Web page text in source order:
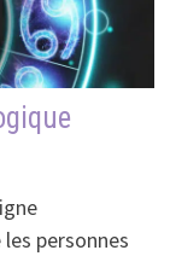
personnes